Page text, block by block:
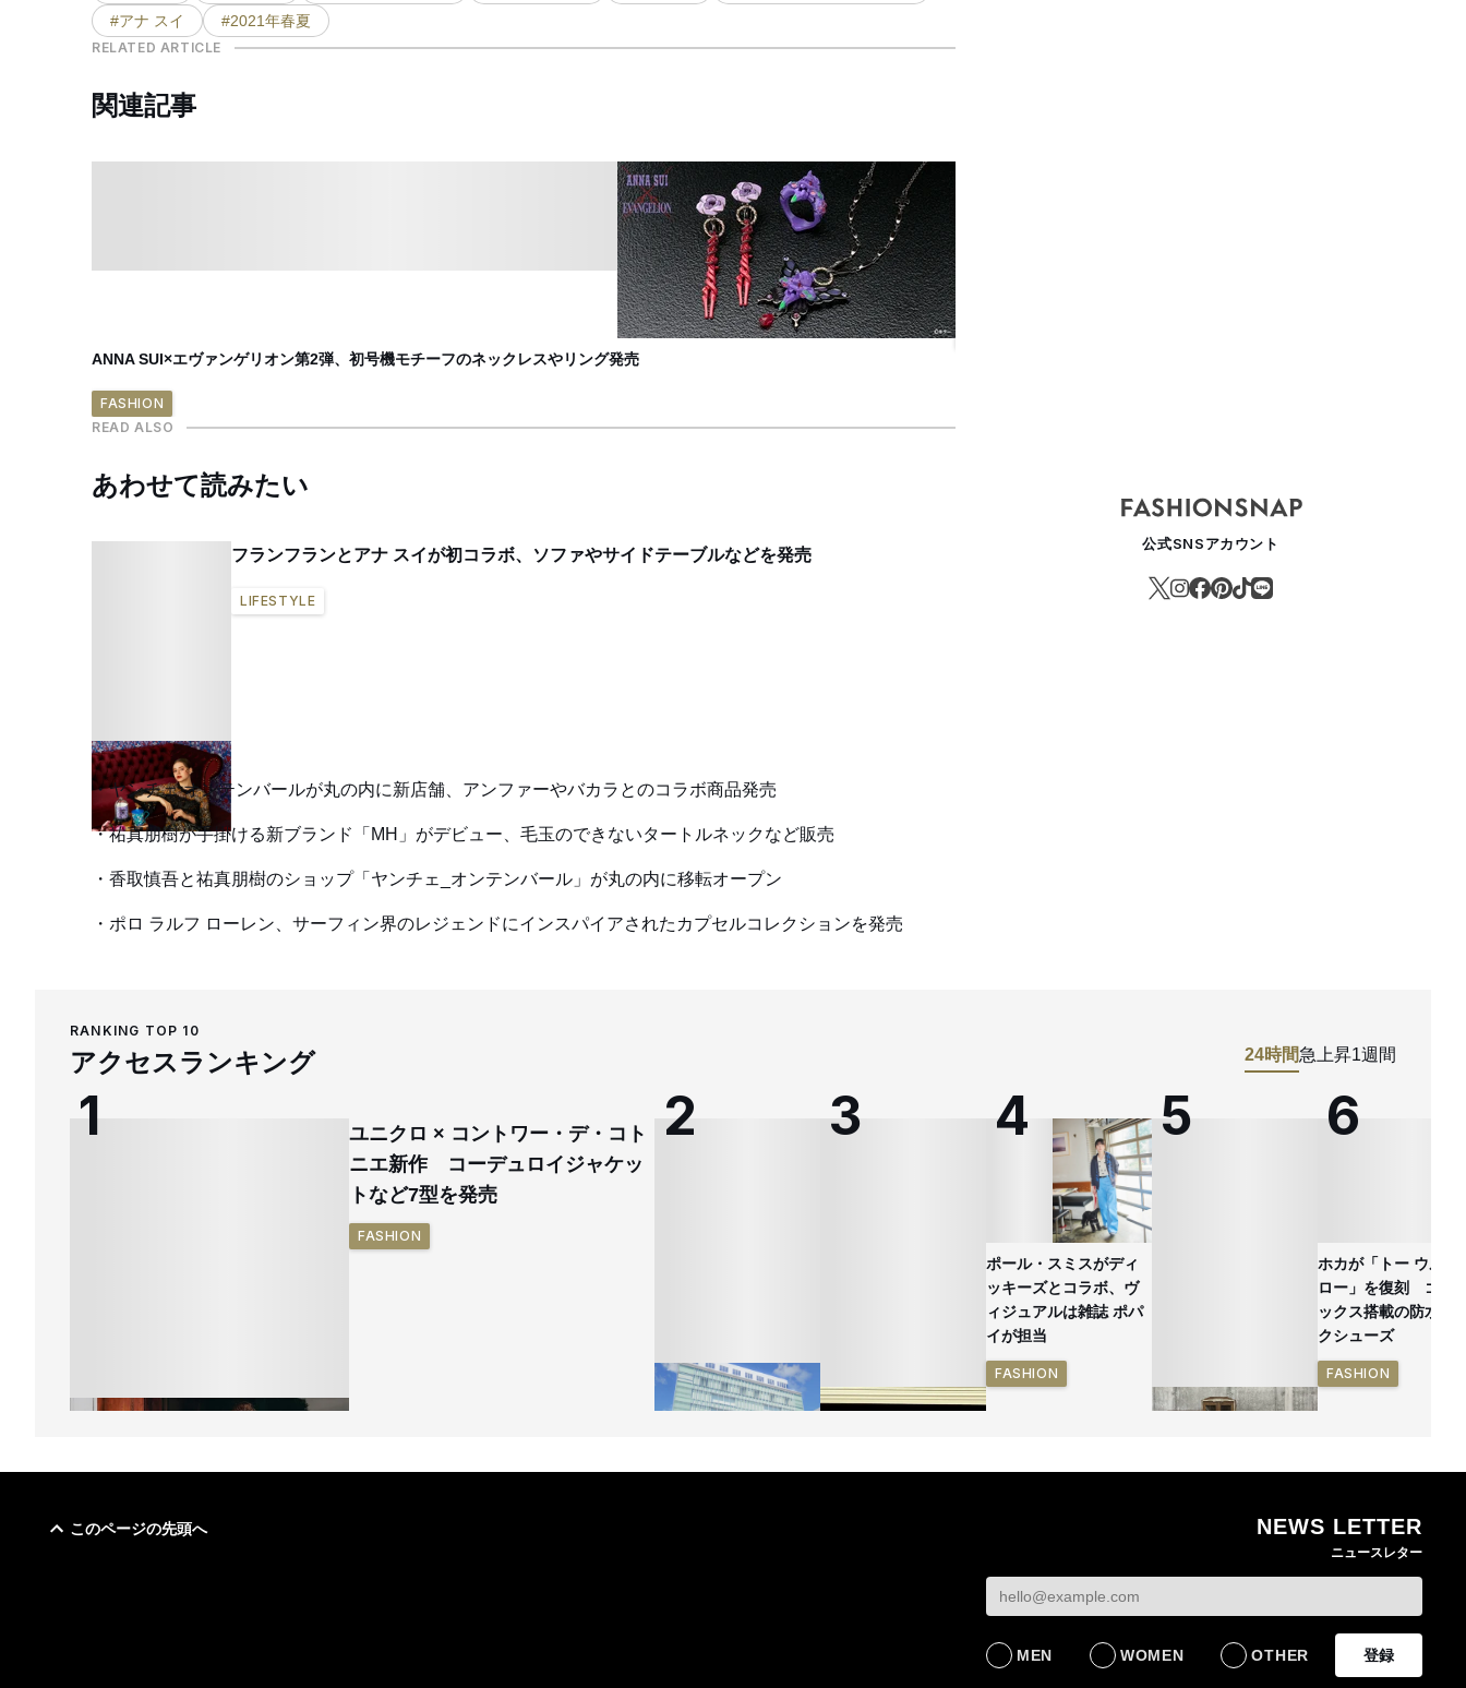
#アナ スイ
#2021年春夏
RELATED ARTICLE
関連記事
ANNA SUI×エヴァンゲリオン第2弾、初号機モチーフのネックレスやリング発売
FASHION
READ ALSO
あわせて読みたい
フランフランとアナ スイが初コラボ、ソファやサイドテーブルなどを発売
LIFESTYLE
ヤンチェ オンテンバールが丸の内に新店舗、アンファーやバカラとのコラボ商品発売
祐真朋樹が手掛ける新ブランド「MH」がデビュー、毛玉のできないタートルネックなど販売
香取慎吾と祐真朋樹のショップ「ヤンチェ_オンテンバール」が丸の内に移転オープン
ポロ ラルフ ローレン、サーフィン界のレジェンドにインスパイアされたカプセルコレクションを発売
公式SNSアカウント
RANKING TOP 10
アクセスランキング 24時間急上昇1週間
ユニクロ × コントワー・デ・コト
ニエ新作 コーデュロイジャケッ
トなど7型を発売
FASHION
ポール・スミスがディ
ッキーズとコラボ、ヴ
ィジュアルは雑誌 ポパ
イが担当
FASHION
無印良品の古家具シリ
具を再生した一点物を
LIFESTYLE
ホカが「トー ウルト
ロー」を復刻 ゴア
ックス搭載の防水ハ
クシューズ
FASHION
このページの先頭へ NEWS LETTER
ニュースレター
MEN WOMEN OTHER 登録